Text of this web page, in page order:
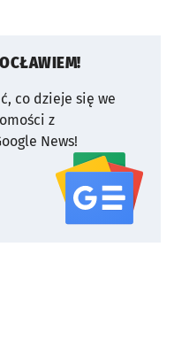
co dzieje się we
z
News!
serwisu